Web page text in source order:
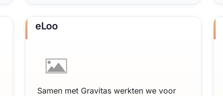
eLoo
Samen met Gravitas werkten we voor